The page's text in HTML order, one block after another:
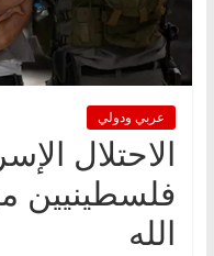
عربي ودولي
فلسطينيين
الله